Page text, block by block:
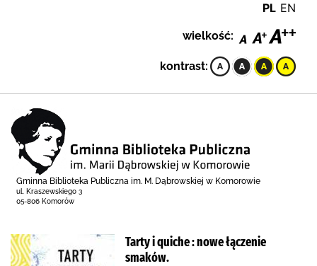
PL EN
wielkość:
kontrast:
Gminna Biblioteka Publiczna im. M. Dąbrowskiej w Komorowie
ul. Kraszewskiego 3
05-806 Komorów
Tarty i quiche : nowe łączenie
smaków.